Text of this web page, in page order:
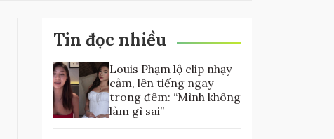
Tin đọc nhiều
Louis Phạm lộ clip nhạy
cảm, lên tiếng ngay
trong đêm: “Mình không
làm gì sai”